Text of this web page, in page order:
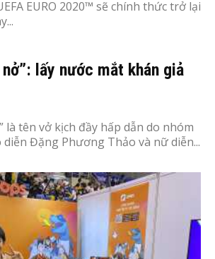
EURO 2020™ sẽ chính thức trở lại
nở”: lấy nước mắt khán giả
là tên vở kịch đầy hấp dẫn do nhóm
Đặng Phương Thảo và nữ diễn...